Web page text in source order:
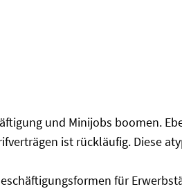
und Minijobs boomen.
ist rückläufig. Diese
für